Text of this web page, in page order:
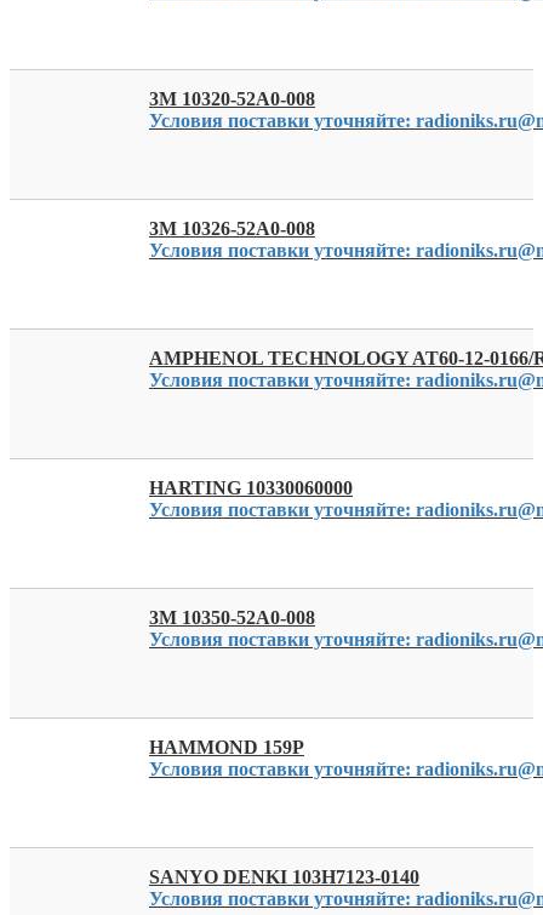
3M 10320-52A0-008
Условия поставки уточняйте:
3M 10326-52A0-008
Условия поставки уточняйте:
AMPHENOL TECHNOLOGY AT60-12-0166/
Условия поставки уточняйте:
HARTING 10330060000
Условия поставки уточняйте:
3M 10350-52A0-008
Условия поставки уточняйте:
HAMMOND 159P
Условия поставки уточняйте:
SANYO DENKI 103H7123-0140
Условия поставки уточняйте: